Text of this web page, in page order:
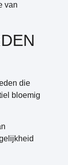
van
die
bloemig